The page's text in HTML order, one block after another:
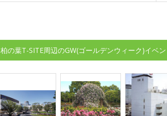
柏の葉T-SITE周辺のGW(ゴールデンウィーク)イベ